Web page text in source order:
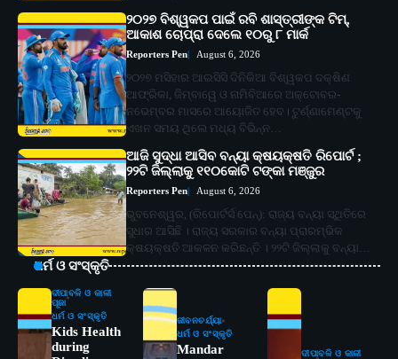
୨୦୨୭ ବିଶ୍ୱକପ ପାଇଁ ରବି ଶାସ୍ତ୍ରୀଙ୍କ ଟିମ୍,
ଆକାଶ ଚୋପ୍ରା ଦେଲେ ୧୦ରୁ ୮ ମାର୍କ
Reporters Pen August 6, 2026
୨୦୨୭ ମସିହାର ଆଇସିସି ଦିନିକିଆ ବିଶ୍ୱକପ ଦକ୍ଷିଣ
ଆଫ୍ରିକା, ଜିମ୍ବାୱେ ଓ ନାମିବିଆରେ ଅକ୍ଟୋବର-
ନଭେମ୍ବର ମାସରେ ଆୟୋଜିତ ହେବ। ଟୁର୍ଣ୍ଣାମେଣ୍ଟକୁ
ଏଖନ ସମୟ ଥିଲେ ମଧ୍ୟ ବିଭିନ୍ନ…
ଆଜି ସୁଦ୍ଧା ଆସିବ ବନ୍ୟା କ୍ଷୟକ୍ଷତି ରିପୋର୍ଟ ;
୨୨ଟି ଜିଲ୍ଲାକୁ ୧୧୦କୋଟି ଟଙ୍କା ମଞ୍ଜୁର
Reporters Pen August 6, 2026
ଭୁବନେଶ୍ୱର, (ରିପୋର୍ଟର୍ସ ପେନ୍‌): ରାଜ୍ୟ ବନ୍ୟା ସ୍ଥିତିରେ
ସୁଧାର ଆସିଛି । ରାଜ୍ୟ ସରକାର ବନ୍ୟା ପ୍ରାରମ୍ଭିକ
କ୍ଷୟକ୍ଷତି ଆକଳନ କରିଛନ୍ତି । ୨୨ଟି ଜିଲ୍ଲାକୁ ବନ୍ୟା…
ଧର୍ମ ଓ ସଂସ୍କୃତି
ଦୀପାବଳି ଓ କାଳୀ
ପୂଜା
ଧର୍ମ ଓ ସଂସ୍କୃତି
Kids Health
during
ଜୀବନଚର୍ଯ୍ୟା
ଧର୍ମ ଓ ସଂସ୍କୃତି
Mandar
ଦୀପାବଳି ଓ କାଳୀ